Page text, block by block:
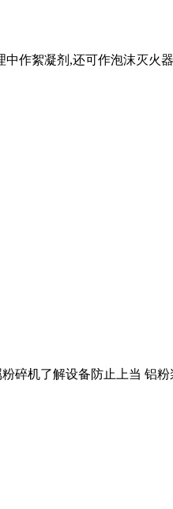
作絮凝剂,还可作泡沫灭火器
碎机了解设备防止上当 铝